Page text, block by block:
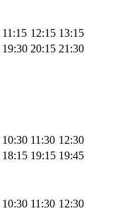
11:15 12:15 13:15
19:30 20:15 21:30
10:30 11:30 12:30
18:15 19:15 19:45
10:30 11:30 12:30